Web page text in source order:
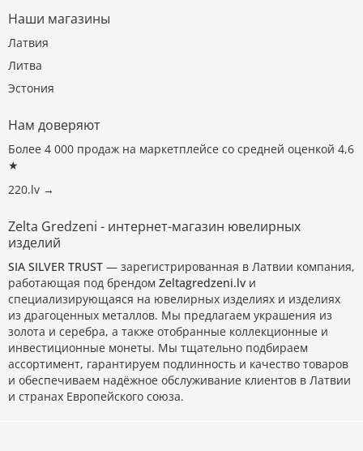
Наши магазины
Латвия
Литва
Эстония
Нам доверяют
Более 4 000 продаж на маркетплейсе со средней оценкой 4,6
★
220.lv →
Zelta Gredzeni - интернет-магазин ювелирных
изделий
SIA SILVER TRUST — зарегистрированная в Латвии компания,
работающая под брендом Zeltagredzeni.lv и
специализирующаяся на ювелирных изделиях и изделиях
из драгоценных металлов. Мы предлагаем украшения из
золота и серебра, а также отобранные коллекционные и
инвестиционные монеты. Мы тщательно подбираем
ассортимент, гарантируем подлинность и качество товаров
и обеспечиваем надёжное обслуживание клиентов в Латвии
и странах Европейского союза.